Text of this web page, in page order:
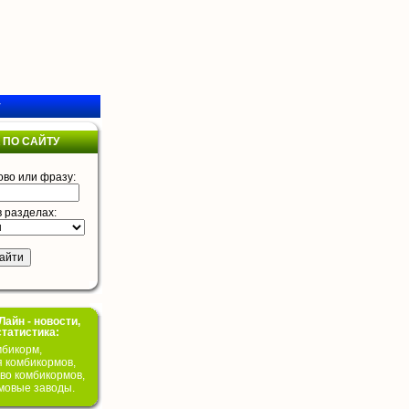
САЙТУ
или фразу:
разделах:
- новости,
комбикормов,
комбикормов,
заводы.